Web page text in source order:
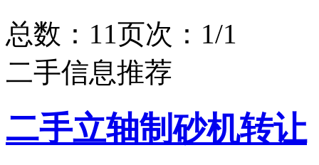
总数：11页次：1/1
二手信息推荐
二手立轴制砂机转让